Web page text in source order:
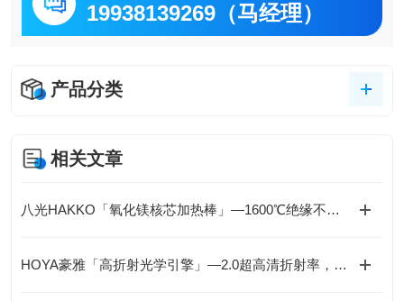
19938139269（马经理）
产品分类
相关文章
八光HAKKO「氧化镁核芯加热棒」—1600℃绝缘不衰减，工业热控安全天花板
HOYA豪雅「高折射光学引擎」—2.0超高清折射率，重新定义成像极限！